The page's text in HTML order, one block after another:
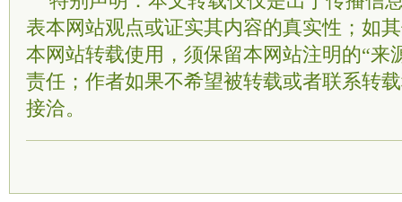
表本网站观点或证实其内容的真实性；如
本网站转载使用，须保留本网站注明的“来
责任；作者如果不希望被转载或者联系转
接洽。